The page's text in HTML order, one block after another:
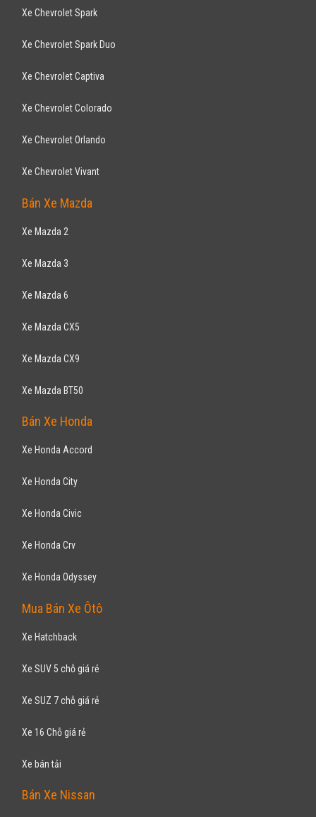
Xe Chevrolet Spark
Xe Chevrolet Spark Duo
Xe Chevrolet Captiva
Xe Chevrolet Colorado
Xe Chevrolet Orlando
Xe Chevrolet Vivant
Bán Xe Mazda
Xe Mazda 2
Xe Mazda 3
Xe Mazda 6
Xe Mazda CX5
Xe Mazda CX9
Xe Mazda BT50
Bán Xe Honda
Xe Honda Accord
Xe Honda City
Xe Honda Civic
Xe Honda Crv
Xe Honda Odyssey
Mua Bán Xe Ôtô
Xe Hatchback
Xe SUV 5 chỗ giá rẻ
Xe SUZ 7 chỗ giá rẻ
Xe 16 Chỗ giá rẻ
Xe bán tải
Bán Xe Nissan